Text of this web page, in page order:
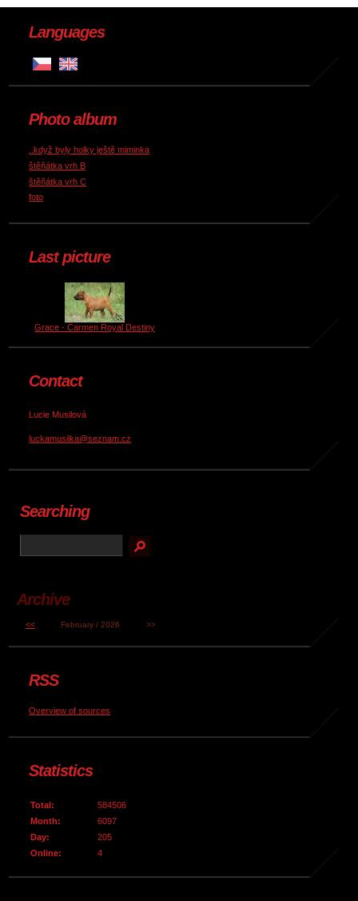
Languages
Photo album
..když byly holky ještě miminka
štěňátka vrh B
štěňátka vrh C
foto
Last picture
Grace - Carmen Royal Destiny
Contact
Lucie Musilová
luckamusilka@seznam.cz
Searching
Archive
<< February / 2026 >>
RSS
Overview of sources
Statistics
Online: 4
Total:
584506
Month:
6097
Day:
205